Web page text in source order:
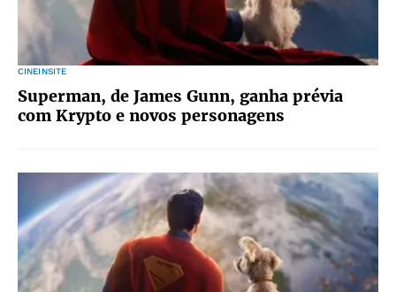
CINEINSITE
Superman, de James Gunn, ganha prévia
com Krypto e novos personagens